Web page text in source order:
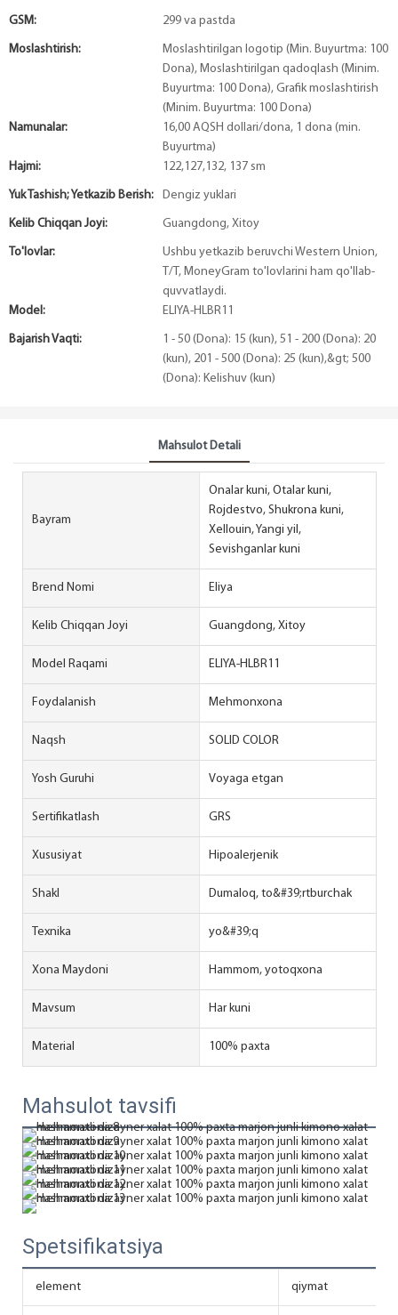
GSM: 299 va pastda
Moslashtirish:
Moslashtirilgan logotip (Min. Buyurtma: 100
Dona), Moslashtirilgan qadoqlash (Minim.
Buyurtma: 100 Dona), Grafik moslashtirish
(Minim. Buyurtma: 100 Dona)
Namunalar:
16,00 AQSH dollari/dona, 1 dona (min.
Buyurtma)
Hajmi:
122,127,132, 137 sm
Yuk Tashish; Yetkazib Berish: Dengiz yuklari
Kelib Chiqqan Joyi: Guangdong, Xitoy
To'lovlar:
Ushbu yetkazib beruvchi Western Union,
T/T, MoneyGram to'lovlarini ham qo'llab-
quvvatlaydi.
Model:
ELIYA-HLBR11
Bajarish Vaqti:
1 - 50 (Dona): 15 (kun), 51 - 200 (Dona): 20
(kun), 201 - 500 (Dona): 25 (kun),&gt; 500
(Dona): Kelishuv (kun)
Mahsulot Detali
Bayram
Onalar kuni, Otalar kuni,
Rojdestvo, Shukrona kuni,
Xellouin, Yangi yil,
Sevishganlar kuni
Brend Nomi Eliya
Kelib Chiqqan Joyi Guangdong, Xitoy
Model Raqami ELIYA-HLBR11
Foydalanish Mehmonxona
Naqsh SOLID COLOR
Yosh Guruhi Voyaga etgan
Sertifikatlash GRS
Xususiyat Hipoalerjenik
Shakl Dumaloq, to&#39;rtburchak
Texnika yo&#39;q
Xona Maydoni Hammom, yotoqxona
Mavsum Har kuni
Material 100% paxta
Mahsulot tavsifi
Spetsifikatsiya
element qiymat